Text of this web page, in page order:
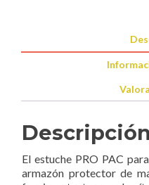
Descripción
El estuche PRO PAC
armazón protector de